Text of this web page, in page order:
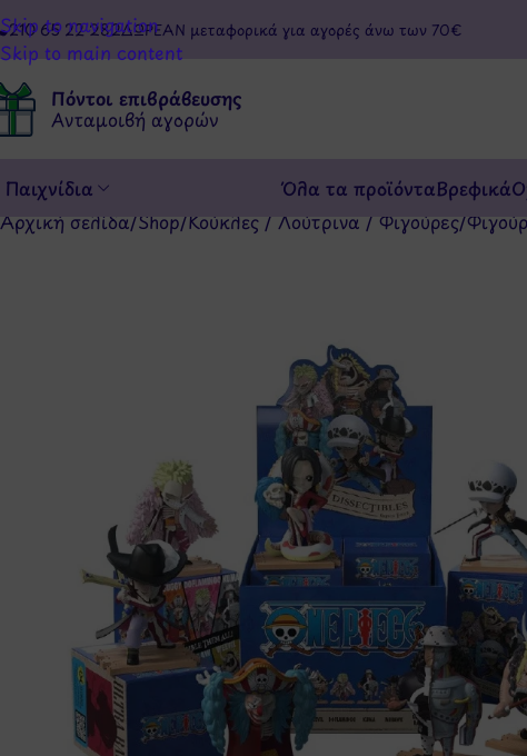
Skip to navigation
Skip to main content
210 65 22 282ΔΩΡΕΑΝ μεταφορικά για αγορές άνω των 70€
Πόντοι επιβράβευσης
Ανταμοιβή αγορών
Παιχνίδια Όλα τα προϊόνταΒρεφικά
Αρχική σελίδα/Shop/Κούκλες / Λούτρινα / Φιγούρες/